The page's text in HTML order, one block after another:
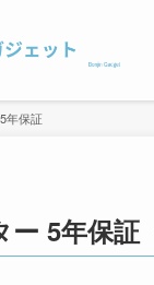
年保証
ー 5年保証